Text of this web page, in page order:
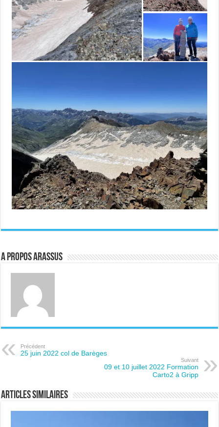
A propos ARASSUS
Précédent
25 juin 2022 col de Barèges
Suivant
09 et 10 juillet 2022 Formation
Carto2 à Gripp
Articles similaires